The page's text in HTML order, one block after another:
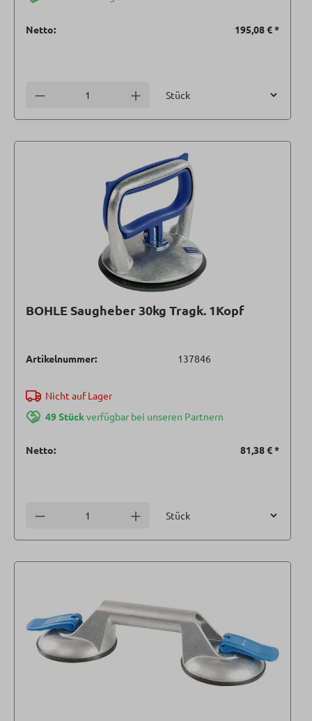
Netto: 195,08 €*
Anzahl verringern Anzahl erhöhen
BOHLE Saugheber 30kg Tragk. 1Kopf
Artikelnummer: 137846
Nicht auf Lager
49 Stückverfügbar bei unseren Partnern
Netto: 81,38 €*
Anzahl verringern Anzahl erhöhen